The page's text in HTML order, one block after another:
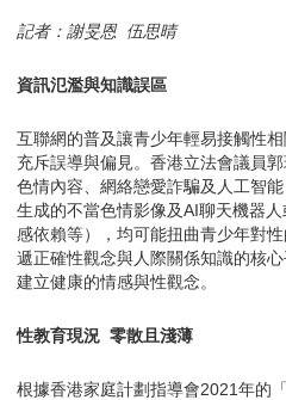
記者：謝旻恩 伍思晴
資訊氾濫與知識誤區
互聯網的普及讓青少年輕易接觸性
充斥誤導與偏見。香港立法會議員
色情內容、網絡戀愛詐騙及人工智
生成的不當色情影像及AI聊天機器
感依賴等），均可能扭曲青少年對
遞正確性觀念與人際關係知識的核
建立健康的情感與性觀念。
性教育現況 零散且淺薄
根據香港家庭計劃指導會2021年的